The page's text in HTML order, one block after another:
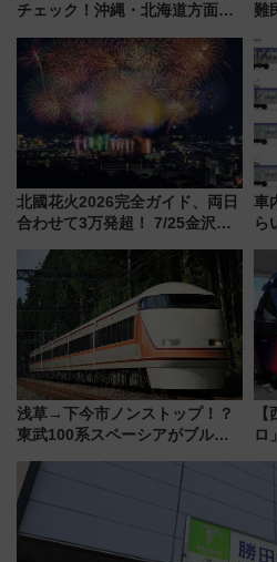
チェック！沖縄・北海道方面は
日は？
難
ロ
北國花火2026完全ガイド、両日
合わせて3万発超！ 7/25金沢大
会の日程・アクセス・観覧席ま
とめ（石川県）
車
ら
浅草→下今市ノンストップ！？
東武100系スペーシアがブルー
ー当時の停車駅」を再現 運転
時刻や特急券の買い方を紹介
ロ